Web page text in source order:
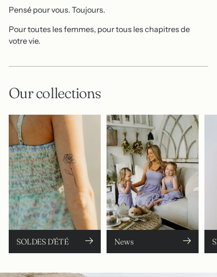
Pensé pour vous. Toujours.
Pour toutes les femmes, pour tous les chapitres de
votre vie.
Our collections
SOLDES D'ÉTÉ News